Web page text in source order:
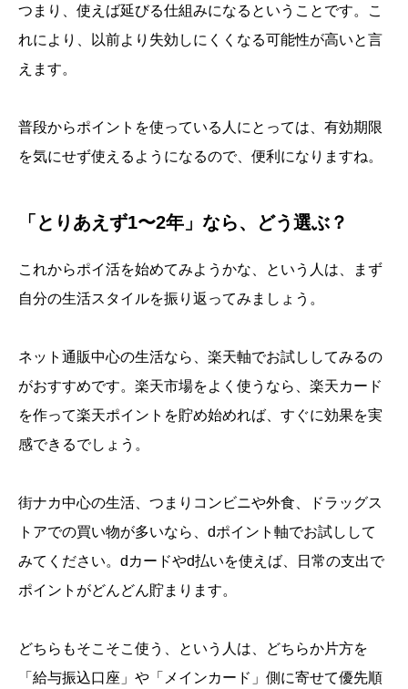
つまり、使えば延びる仕組みになるということです。こ
れにより、以前より失効しにくくなる可能性が高いと言
えます。
普段からポイントを使っている人にとっては、有効期限
を気にせず使えるようになるので、便利になりますね。
「とりあえず1〜2年」なら、どう選ぶ？
これからポイ活を始めてみようかな、という人は、まず
自分の生活スタイルを振り返ってみましょう。
ネット通販中心の生活なら、楽天軸でお試ししてみるの
がおすすめです。楽天市場をよく使うなら、楽天カード
を作って楽天ポイントを貯め始めれば、すぐに効果を実
感できるでしょう。
街ナカ中心の生活、つまりコンビニや外食、ドラッグス
トアでの買い物が多いなら、dポイント軸でお試しして
みてください。dカードやd払いを使えば、日常の支出で
ポイントがどんどん貯まります。
どちらもそこそこ使う、という人は、どちらか片方を
「給与振込口座」や「メインカード」側に寄せて優先順